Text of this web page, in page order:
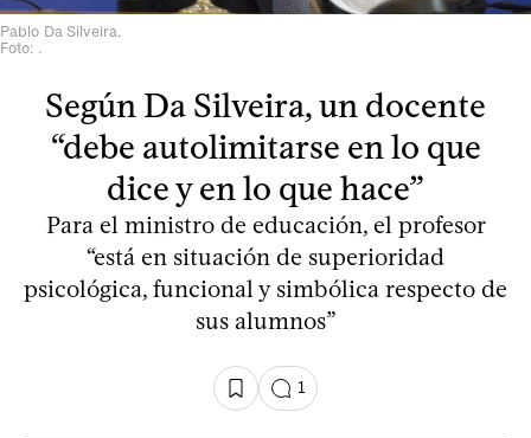
Pablo Da Silveira.
Foto: .
Según Da Silveira, un docente
“debe autolimitarse en lo que
dice y en lo que hace”
Para el ministro de educación, el profesor
“está en situación de superioridad
psicológica, funcional y simbólica respecto de
sus alumnos”
1